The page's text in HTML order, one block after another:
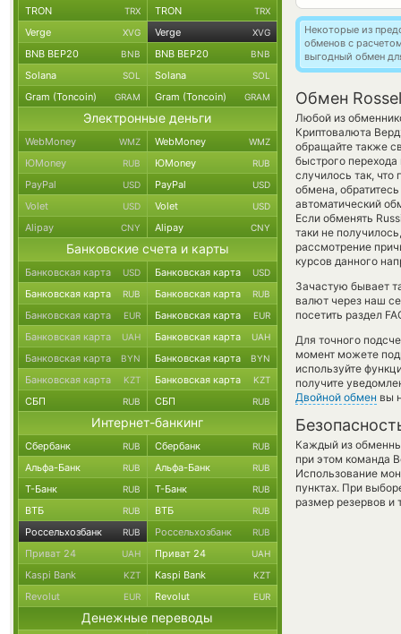
Некоторые из
обменов с
выгодный обмен
Обмен
Любой из
Криптовалюта
обращайте также
быстрого
случилось так,
обмена,
автоматический
Если обменять
таки не
рассмотрение
курсов данного
Зачастую бывает
валют через наш
посетить раздел
Для точного
момент можете
используйте
получите
Двойной обмен вы
Каждый из
при этом команда
Использование
пунктах. При
размер резервов и
TRON TRX TRON TRX
Verge XVG Verge XVG
BNB BEP20 BNB BNB BEP20 BNB
Solana SOL Solana SOL
Gram (Toncoin) GRAM Gram (Toncoin) GRAM
Электронные деньги
WebMoney WMZ WebMoney WMZ
ЮMoney RUB ЮMoney RUB
PayPal USD PayPal USD
Volet USD Volet USD
Alipay CNY Alipay CNY
Банковские счета и карты
Банковская карта USD Банковская карта USD
Банковская карта RUB Банковская карта RUB
Банковская карта EUR Банковская карта EUR
Банковская карта UAH Банковская карта UAH
Банковская карта BYN Банковская карта BYN
Банковская карта KZT Банковская карта KZT
СБП RUB СБП RUB
Интернет-банкинг
Сбербанк RUB Сбербанк RUB
Альфа-Банк RUB Альфа-Банк RUB
Т-Банк RUB Т-Банк RUB
ВТБ RUB ВТБ RUB
Россельхозбанк RUB Россельхозбанк RUB
Приват 24 UAH Приват 24 UAH
Kaspi Bank KZT Kaspi Bank KZT
Revolut EUR Revolut EUR
Денежные переводы